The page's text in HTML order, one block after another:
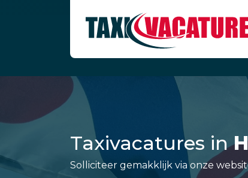
Taxivacatures in
Solliciteer gemakklijk via onze